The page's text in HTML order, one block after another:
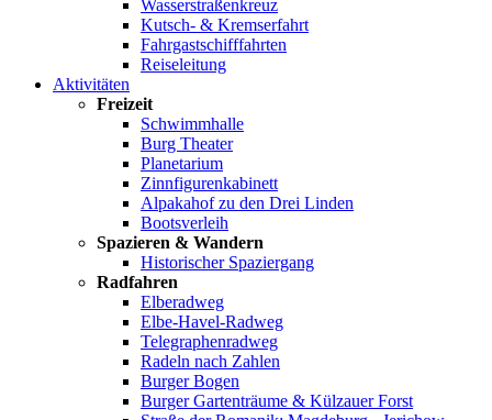
Wasserstraßenkreuz
Kutsch- & Kremserfahrt
Fahrgastschifffahrten
Reiseleitung
Aktivitäten
Freizeit
Schwimmhalle
Burg Theater
Planetarium
Zinnfigurenkabinett
Alpakahof zu den Drei Linden
Bootsverleih
Spazieren & Wandern
Historischer Spaziergang
Radfahren
Elberadweg
Elbe-Havel-Radweg
Telegraphenradweg
Radeln nach Zahlen
Burger Bogen
Burger Gartenträume & Külzauer Forst